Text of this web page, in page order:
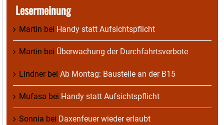
Lesermeinung
Martin bei Handy statt Aufsichtspflicht
Martin bei Überwachung der Durchfahrtsverbote
Lindnerbei Ab Montag: Baustelle an der B15
Mufasa bei Handy statt Aufsichtspflicht
Sonnia bei Daxenfeuer wieder erlaubt